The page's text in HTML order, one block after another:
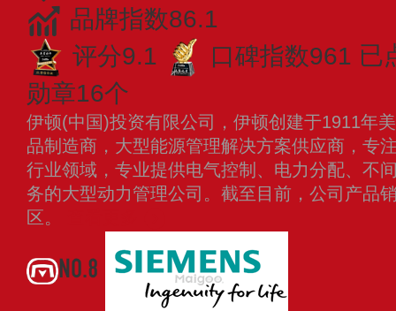
品牌指数86.1
评分9.1
口碑指数961 已
勋章16个
伊顿(中国)投资有限公司，伊顿创建于1911年
品制造商，大型能源管理解决方案供应商，专
行业领域，专业提供电气控制、电力分配、不
务的大型动力管理公司。截至目前，公司产品
区。
NO.8